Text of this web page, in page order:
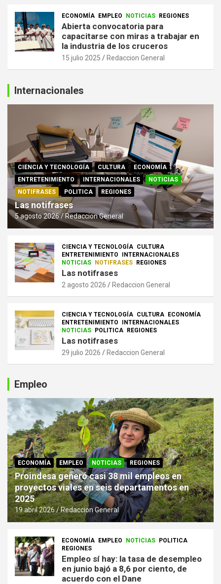
ECONOMÍA EMPLEO NOTICIAS REGIONES
Abierta convocatoria para
capacitarse con miras a trabajar en
la industria de los cruceros
15 julio 2025 Redaccion General
Internacionales
CIENCIA Y TECNOLOGÍA CULTURA
ECONOMÍA
ENTRETENIMIENTO
INTERNACIONALES
NOTICIAS
NOTIFRASES
POLITICA REGIONES
Las notifrases
5 agosto 2026 Redaccion General
CIENCIA Y TECNOLOGÍA CULTURA
ENTRETENIMIENTO
INTERNACIONALES
NOTICIAS
NOTIFRASES REGIONES
Las notifrases
2 agosto 2026 Redaccion General
CIENCIA Y TECNOLOGÍA CULTURA
ECONOMÍA
ENTRETENIMIENTO
INTERNACIONALES
NOTICIAS
POLITICA REGIONES
Las notifrases
29 julio 2026 Redaccion General
Empleo
ECONOMÍA EMPLEO NOTICIAS REGIONES
Proindesa generó casi 38 mil empleos en
proyectos viales en seis departamentos en
2025
19 abril 2026 Redaccion General
ECONOMÍA EMPLEO NOTICIAS
POLITICA
REGIONES
Empleo sí hay: la tasa de desempleo
en junio bajó a 8,6 por ciento, de
acuerdo con el Dane